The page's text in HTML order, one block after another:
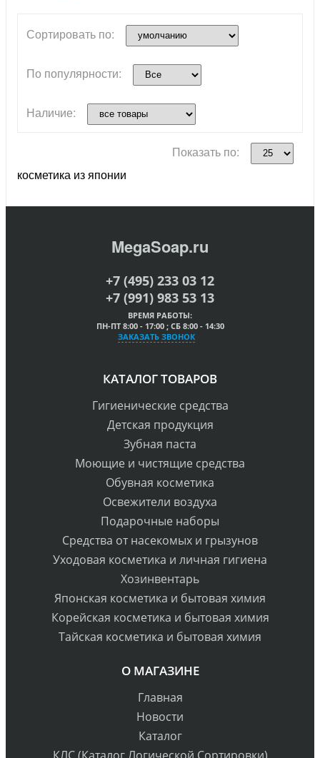
Сортировать по:
По популярности:
Наличие:
Показать по:
косметика из японии
MegaSoap.ru
+7 (495) 233 03 12
+7 (991) 983 53 13
ВРЕМЯ РАБОТЫ:
ПН-ПТ 8:00 - 17:00 ; СБ 8:00 - 14:30
ЗАКАЗАТЬ ЗВОНОК
КАТАЛОГ ТОВАРОВ
Гигиенические средства
Детская продукция
Зубная паста
Моющие и чистящие средства
Обувная косметика
Освежители воздуха
Подарочные наборы
Средства от насекомых и грызунов
Уходовая косметика и личная гигиена
Хозинвентарь
Японская косметика и бытовая химия
Корейская косметика и бытовая химия
Тайская косметика и бытовая химия
О МАГАЗИНЕ
Главная
Новости
Каталог